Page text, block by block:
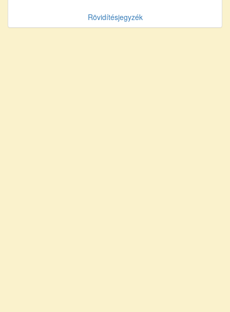
Rövidítésjegyzék